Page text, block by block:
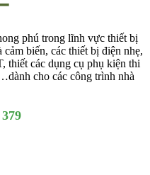
phú trong lĩnh vực thiết bị
biến, các thiết bị điện nhẹ,
thiết các dụng cụ phụ kiện thi
cho các công trình nhà